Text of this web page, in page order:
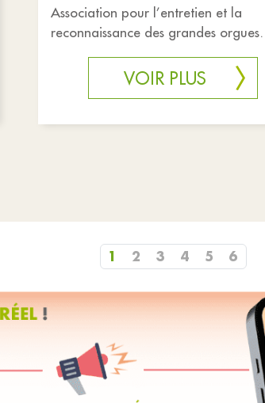
Association pour l’entretien et la
reconnaissance des grandes orgues
Cavaillé-Coll de Trouville-sur-Mer.
VOIR PLUS
1 2 3 4 5 6